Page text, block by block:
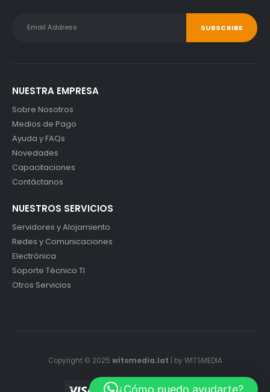
NUESTRA EMPRESA
Sobre Nosotros
Medios de Pago
Ayuda y FAQs
Novedades
Capacitaciones
Contáctanos
NUESTROS SERVICIOS
Servidores y Alojamiento
Redes y Comunicaciones
Electrónica
Soporte Técnico TI
Otros Servicios
Copyright © 2025 witsmedia.lat | by WITSMEDIA
¿Cómo puedo ayudarte?